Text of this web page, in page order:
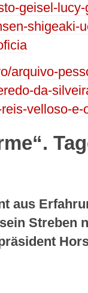
geisel-
shigeaki-
arquivo-
da-
velloso-
aus
Streben